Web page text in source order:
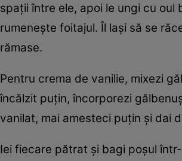
spaţii între ele, apoi le ungi cu
rumeneşte foitajul. Îl laşi să se
rămase.
Pentru crema de vanilie, mixezi
încălzit puţin, încorporezi
vanilat, mai amesteci puţin şi dai
Iei fiecare pătrat şi bagi poşul